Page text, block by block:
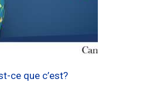
ce que c’est?